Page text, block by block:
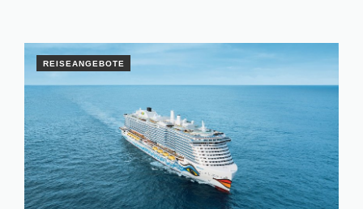
REISEANGEBOTE